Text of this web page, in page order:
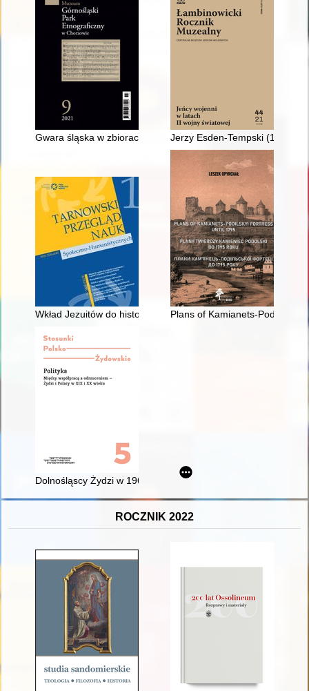
Gwara śląska w zbiorach pieśni Adolfa Dygacza
Jerzy Esden-Tempski (1926-
Wkład Jezuitów do historii wojskowości i sztuki wojennej.
Plans of Kamianets-Podilskyi
Dolnośląscy Żydzi w 1967 roku w świetle dokumentacji SB
ROCZNIK 2022